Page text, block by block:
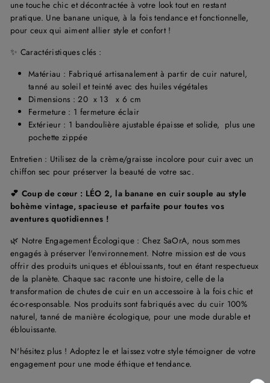
une touche chic et décontractée à votre look tout en restant
pratique. Une banane unique, à la fois tendance et fonctionnelle,
pour ceux qui aiment allier style et confort !
✨ Caractéristiques clés :
Matériau : Fabriqué artisanalement à partir de cuir naturel,
tanné au soleil et teinté avec des huiles végétales
Dimensions : 20 x 13 x 6 cm
Fermeture : 1 fermeture éclair
Extérieur : 1 bandoulière ajustable épaisse et solide, plus une
pochette zippée
Entretien : Utilisez de la crème/graisse incolore pour cuir avec un
chiffon sec pour préserver la beauté de votre sac.
💕 Coup de cœur : LÉO 2, la banane en cuir souple au style
bohème vintage, spacieuse et parfaite pour toutes vos
aventures quotidiennes !
🌿 Notre Engagement Écologique : Chez SaOrA, nous sommes
engagés à préserver l'environnement. Notre mission est de vous
offrir des produits uniques et éblouissants, tout en étant respectueux
de la planète. Chaque sac raconte une histoire, celle de la
transformation de chutes de cuir en un accessoire à la fois chic et
éco-responsable. Nos produits sont fabriqués avec du cuir 100%
naturel, tanné de manière écologique, pour une mode durable et
éblouissante.
N'hésitez plus ! Adoptez le et laissez votre style témoigner de votre
engagement pour une mode éthique et tendance.